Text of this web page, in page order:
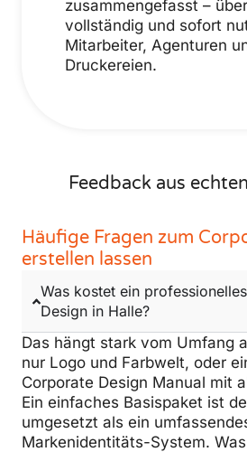
zusammengefasst –
vollständig und sofort
Mitarbeiter, Agenturen
Druckereien.
Feedback aus
Häufige Fragen zum
erstellen lassen
Was kostet ein
Design in Halle?
Das hängt stark vom Umfang
nur Logo und Farbwelt, oder
Corporate Design Manual mit
Ein einfaches Basispaket ist
umgesetzt als ein
Markenidentitäts-System.